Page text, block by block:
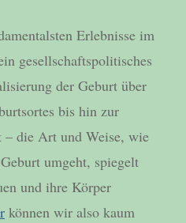
Erlebnisse im
gesellschaftspolitisches
der Geburt über
bis hin zur
– die Art und Weise, wie
umgeht, spiegelt
und ihre Körper
können wir also kaum